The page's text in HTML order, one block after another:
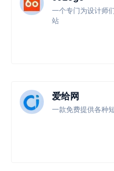
一个专门为设计师
站
爱给网
一款免费提供各种